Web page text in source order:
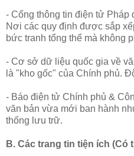
- Cổng thông tin điện tử Pháp
Nơi các quy định được sắp
bức tranh tổng thể mà không
- Cơ sở dữ liệu quốc gia về
là "kho gốc" của Chính phủ.
- Báo điện tử Chính phủ &
văn bản vừa mới ban hành
thống lưu trữ.
B. Các trang tin tiện ích (Có